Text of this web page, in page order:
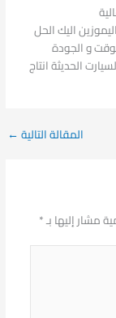
اليك الحل
و الجودة
الحديثة انتاج
المقالة التالية←
مشار إليها بـ*